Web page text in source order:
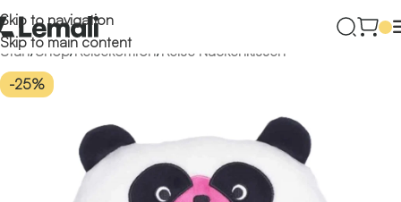
Skip to navigation
Skip to main content
Start/Shop/Reisekomfort/Reise Nackenkissen
-25%